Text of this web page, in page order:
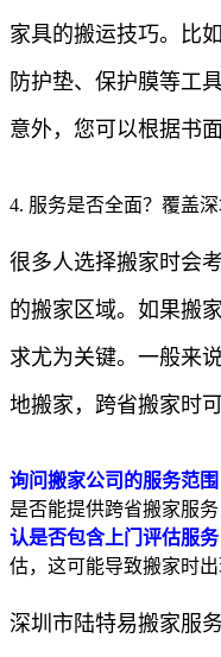
家具的搬运技巧。比
防护垫、保护膜等工
意外，您可以根据书
4. 服务是否全面？覆盖
很多人选择搬家时会
的搬家区域。如果搬
求尤为关键。一般来
地搬家，跨省搬家时
询问搬家公司的服务范围
是否能提供跨省搬家服
认是否包含上门评估服务
估，这可能导致搬家时
深圳市陆特易搬家服